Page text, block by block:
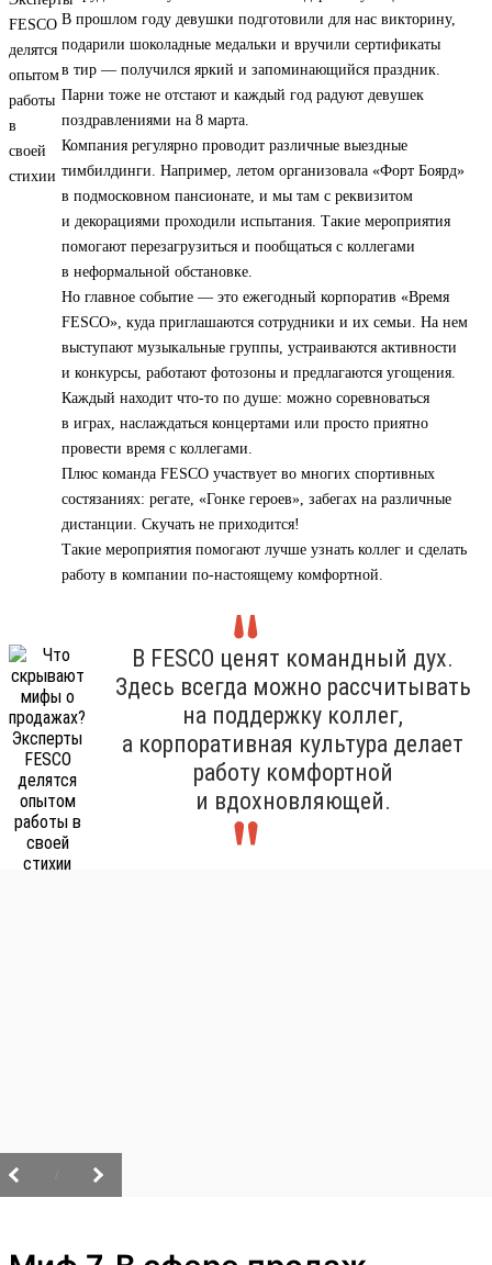
В прошлом году девушки подготовили для нас викторину,
подарили шоколадные медальки и вручили сертификаты
в тир — получился яркий и запоминающийся праздник.
Парни тоже не отстают и каждый год радуют девушек
поздравлениями на 8 марта.
Компания регулярно проводит различные выездные
тимбилдинги. Например, летом организовала «Форт Боярд»
в подмосковном пансионате, и мы там с реквизитом
и декорациями проходили испытания. Такие мероприятия
помогают перезагрузиться и пообщаться с коллегами
в неформальной обстановке.
Но главное событие — это ежегодный корпоратив «Время
FESCO», куда приглашаются сотрудники и их семьи. На нем
выступают музыкальные группы, устраиваются активности
и конкурсы, работают фотозоны и предлагаются угощения.
Каждый находит что-то по душе: можно соревноваться
в играх, наслаждаться концертами или просто приятно
провести время с коллегами.
Плюс команда FESCO участвует во многих спортивных
состязаниях: регате, «Гонке героев», забегах на различные
дистанции. Скучать не приходится!
Такие мероприятия помогают лучше узнать коллег и сделать
работу в компании по-настоящему комфортной.
В FESCO ценят командный дух.
Здесь всегда можно рассчитывать
на поддержку коллег,
а корпоративная культура делает
работу комфортной
и вдохновляющей.